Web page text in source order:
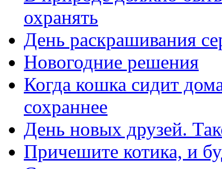
охранять
День раскрашивания
Новогодние решения
Когда кошка сидит
сохраннее
День новых друзей.
Причешите котика, и